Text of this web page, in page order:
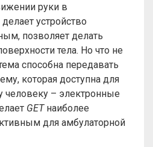
руки в
устройство
позволяет делать
тела. Но что не
способна передавать
которая доступна для
человеку – электронные
GETнаиболее
для амбулаторной